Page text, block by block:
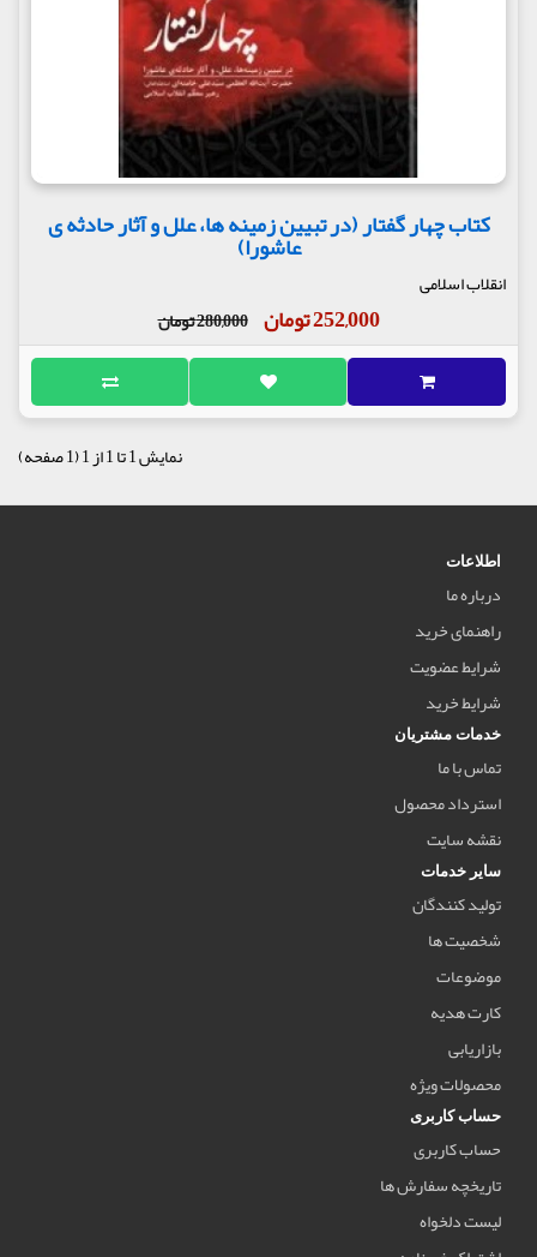
کتاب چهار گفتار (در تبیین زمینه ها، علل و آثار حادثه ی
عاشورا)
انقلاب اسلامی
252,000 تومان 280,000 تومان
نمایش 1 تا 1 از 1 (1 صفحه)
اطلاعات
درباره ما
راهنمای خرید
شرایط عضویت
شرایط خرید
خدمات مشتریان
تماس با ما
استرداد محصول
نقشه سایت
سایر خدمات
تولید کنندگان
شخصیت ها
موضوعات
کارت هدیه
بازاریابی
محصولات ویژه
حساب کاربری
حساب کاربری
تاریخچه سفارش ها
لیست دلخواه